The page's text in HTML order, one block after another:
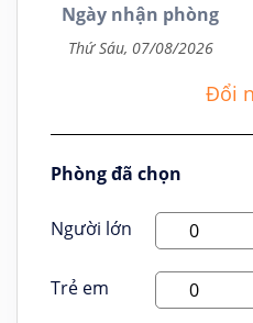
Ngày nhận phòng
Đổi
Phòng đã chọn
Người lớn
Trẻ em